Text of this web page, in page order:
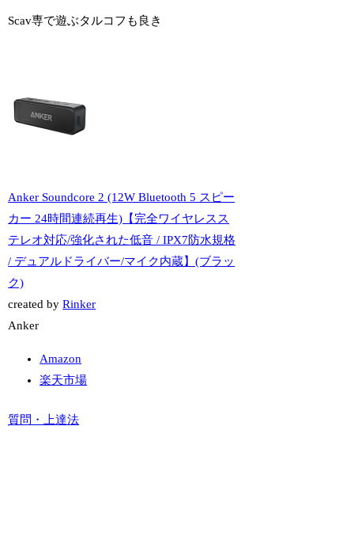
Scav専で遊ぶタルコフも良き
Anker Soundcore 2 (12W Bluetooth 5 スピー
カー 24時間連続再生)【完全ワイヤレスス
テレオ対応/強化された低音 / IPX7防水規格
/ デュアルドライバー/マイク内蔵】(ブラッ
ク)
created byRinker
Anker
Amazon
楽天市場
質問・上達法